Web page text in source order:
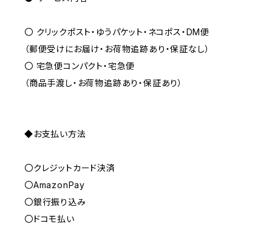
〇 クリックポスト・ゆうパケット・ネコポス・DM便
（郵便受けにお届け・お荷物追跡あり・保証なし）
〇 宅急便コンパクト・宅急便
（商品手渡し・お荷物追跡あり・保証あり）
◆お支払い方法
〇クレジットカード決済
〇AmazonPay
〇銀行振り込み
〇ドコモ払い